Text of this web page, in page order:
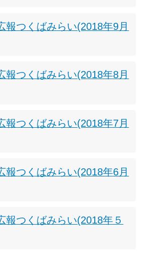
報つくばみらい(2018年9月
報つくばみらい(2018年8月
報つくばみらい(2018年7月
報つくばみらい(2018年6月
報つくばみらい(2018年５